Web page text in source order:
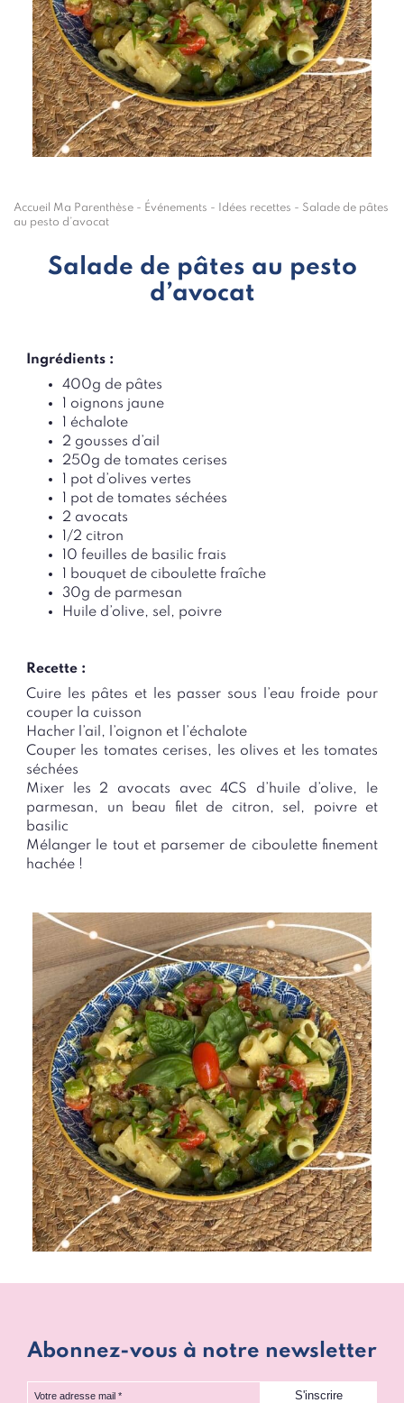
Accueil Ma Parenthèse - Événements - Idées recettes - Salade de pâtes
au pesto d’avocat
Salade de pâtes au pesto
d’avocat
Ingrédients :
400g de pâtes
1 oignons jaune
1 échalote
2 gousses d’ail
250g de tomates cerises
1 pot d’olives vertes
1 pot de tomates séchées
2 avocats
1/2 citron
10 feuilles de basilic frais
1 bouquet de ciboulette fraîche
30g de parmesan
Huile d’olive, sel, poivre
Recette :
Cuire les pâtes et les passer sous l’eau froide pour
couper la cuisson
Hacher l’ail, l’oignon et l’échalote
Couper les tomates cerises, les olives et les tomates
séchées
Mixer les 2 avocats avec 4CS d’huile d’olive, le
parmesan, un beau filet de citron, sel, poivre et
basilic
Mélanger le tout et parsemer de ciboulette finement
hachée !
Abonnez-vous à notre newsletter
Votre adresse mail